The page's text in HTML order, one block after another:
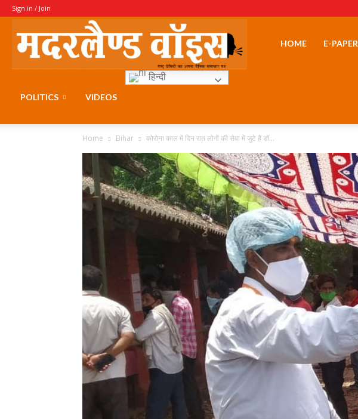
Sign in / Join
MotherLandHOME E-PAPER
POLITICS VIDEOS
हिन्दी
Home Bihar कोरोना काल में दिन रात लोगों की सेवा में जुटे हैं डॉ...